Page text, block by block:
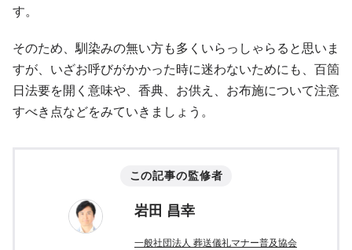
す。
そのため、馴染みの無い方も多くいらっしゃらると思いま
すが、いざお呼びがかかった時に迷わないためにも、百箇
日法要を開く意味や、香典、お供え、お布施について注意
すべき点などをみていきましょう。
この記事の監修者
岩田 昌幸
一般社団法人 葬送儀礼マナー普及協会